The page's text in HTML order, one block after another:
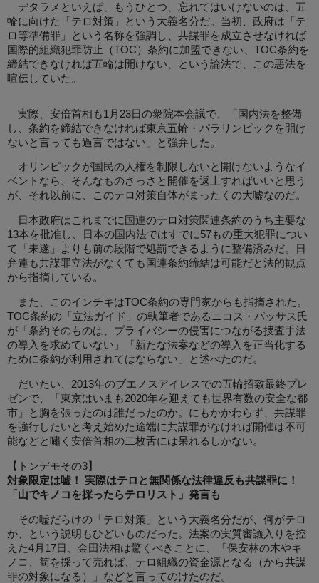
デタラメといえば、もうひとつ、忘れてはいけないのは、五
輪に向けた「テロ対策」という大義名分だ。当初、政府は「テ
ロ等準備罪」という名称を強調し、共謀罪を成立させなければ
国際的組織犯罪防止（TOC）条約に加盟できない、TOC条約を
締結できなければ五輪は開けない、という論法で、この悪法を
喧伝していた。
実際、安倍首相も1月23日の衆院本会議で、「国内法を整備
し、条約を締結できなければ東京五輪・パラリンピックを開け
ないと言っても過言ではない」と強弁した。
オリンピックが国民の人権を制限しないと開けないようなイ
ベントなら、そんなものさっさと開催を返上すればいいと思う
が、それ以前に、このテロ対策自体がまったくの大嘘なのだ。
日本政府はこれまでに国連のテロ対策関連条約のうち主要な
13本を批准し、日本の国内法ではすでに57もの重大犯罪につい
て「未遂」よりも前の段階で処罰できるように整備済みだ。日
弁連も共謀罪立法がなくても国連条約締結は可能だと法的観点
から指摘している。
また、このインチキはTOC条約の専門家からも指摘された。
TOC条約の「立法ガイド」の執筆者であるニコス・パッサス氏
が「条約そのものは、プライバシーの侵害につながる捜査手法
の導入を求めていない」「新たな法案などの導入を正当化する
ために条約が利用されてはならない」と述べたのだ。
だいたい、2013年のブエノスアイレスでの五輪招致最終プレ
ゼンで、「東京はいまも2020年を迎えても世界有数の安全な都
市」と胸を張ったのは誰だったのか。にもかかわらず、共謀罪
を強行したいと考え始めた途端に共謀罪がなければ開催は不可
能などと嘯く安倍首相の二枚舌には呆れるしかない。
【トンデモその3】
対象限定は嘘！ 実際はテロと無関係な法律違反も共謀罪に！
「山でキノコを採ったらテロリスト」発言も
その嘘だらけの「テロ対策」という大義名分だが、何がテロ
か、という説明もひどいものだった。法案の実質審議入りを控
えた4月17日、金田法相は驚くべきことに、「保安林の木やキ
ノコ、筍を採って売れば、テロ組織の資金源となる（から共謀
罪の対象になる）」などと言ってのけたのだ。